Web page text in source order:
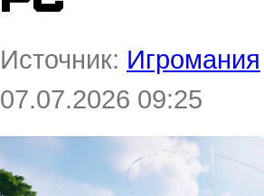
Источник: Игромания
07.07.2026 09:25